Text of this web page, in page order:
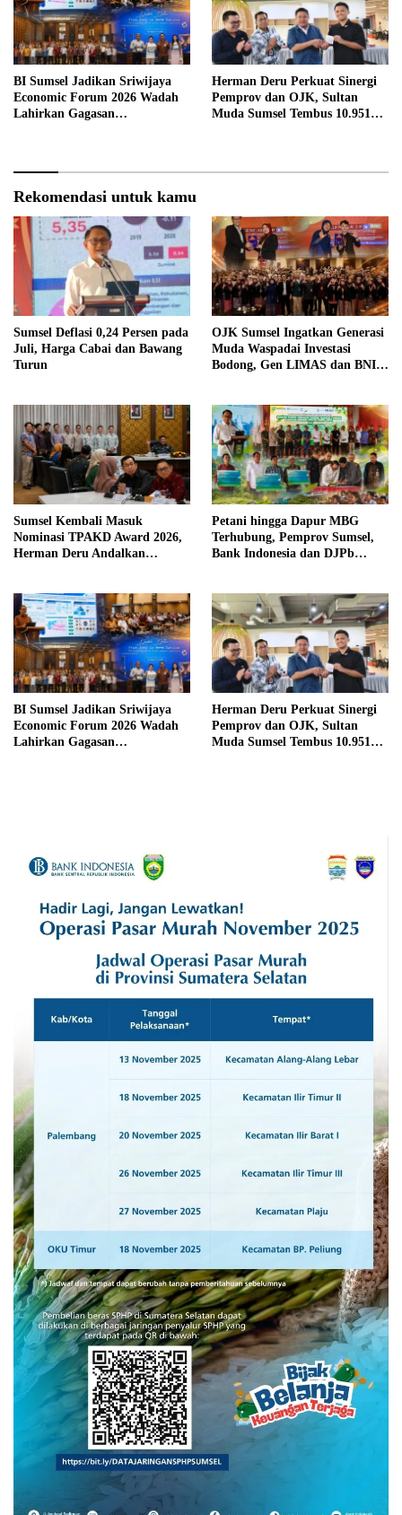
BI Sumsel Jadikan Sriwijaya
Economic Forum 2026 Wadah
Lahirkan Gagasan
Herman Deru Perkuat Sinergi
Pemprov dan OJK, Sultan
Muda Sumsel Tembus 10.951
Rekomendasi untuk kamu
Sumsel Deflasi 0,24 Persen pada
Juli, Harga Cabai dan Bawang
Turun
OJK Sumsel Ingatkan Generasi
Muda Waspadai Investasi
Bodong, Gen LIMAS dan BNI
Sumsel Kembali Masuk
Nominasi TPAKD Award 2026,
Herman Deru Andalkan
Petani hingga Dapur MBG
Terhubung, Pemprov Sumsel,
Bank Indonesia dan DJPb
BI Sumsel Jadikan Sriwijaya
Economic Forum 2026 Wadah
Lahirkan Gagasan
Herman Deru Perkuat Sinergi
Pemprov dan OJK, Sultan
Muda Sumsel Tembus 10.951